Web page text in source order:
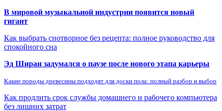
В мировой музыкальной индустрии появится новый
гигант
Как выбрать снотворное без рецепта: полное руководство для
спокойного сна
Эд Ширан задумался о паузе после нового этапа карьеры
Какие породы древесины подходят для доски пола: полный разбор и выбор
Как продлить срок службы домашнего и рабочего компьютера
без лишних затрат